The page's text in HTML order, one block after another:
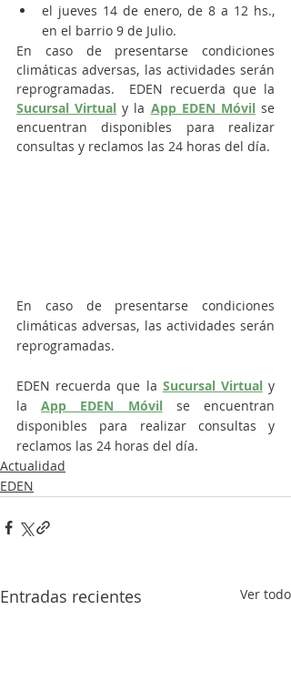
el jueves 14 de enero, de 8 a 12 hs.,
en el barrio 9 de Julio.
En caso de presentarse condiciones
climáticas adversas, las actividades serán
Sucursal Virtual y la App EDEN Móvil se
encuentran disponibles para realizar
consultas y reclamos las 24 horas del día.
En caso de presentarse condiciones
climáticas adversas, las actividades serán
reprogramadas.
EDEN recuerda que la Sucursal Virtual y
la App EDEN Móvil se encuentran
disponibles para realizar consultas y
reclamos las 24 horas del día.
Actualidad
EDEN
Entradas recientes Ver todo